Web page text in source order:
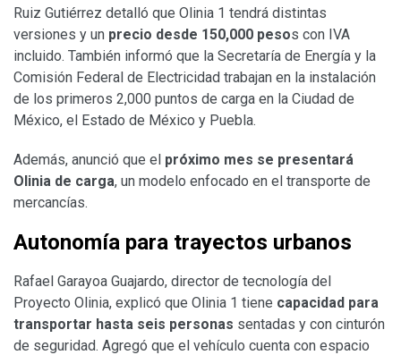
Ruiz Gutiérrez detalló que Olinia 1 tendrá distintas
versiones y un precio desde 150,000 pesos con IVA
incluido. También informó que la Secretaría de Energía y la
Comisión Federal de Electricidad trabajan en la instalación
de los primeros 2,000 puntos de carga en la Ciudad de
México, el Estado de México y Puebla.
Además, anunció que el próximo mes se presentará
Olinia de carga, un modelo enfocado en el transporte de
mercancías.
Autonomía para trayectos urbanos
Rafael Garayoa Guajardo, director de tecnología del
Proyecto Olinia, explicó que Olinia 1 tiene capacidad para
transportar hasta seis personas sentadas y con cinturón
de seguridad. Agregó que el vehículo cuenta con espacio